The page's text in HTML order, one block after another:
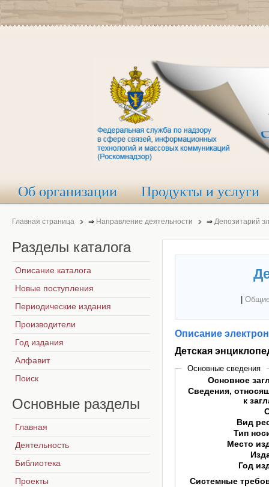
Об организации Продукты и услуги
Главная страница ⇒ Направление деятельности ⇒ Депозитарий
Описание
Детская
Основные сведения
Основное
Сведения,
к
Вид
Тип
Место
Год
Системные
Разделы каталога
Описание каталога
Новые поступления
Периодические издания
Производители
Год издания
Алфавит
Поиск
Основные разделы
Главная
Деятельность
Библиотека
Проекты